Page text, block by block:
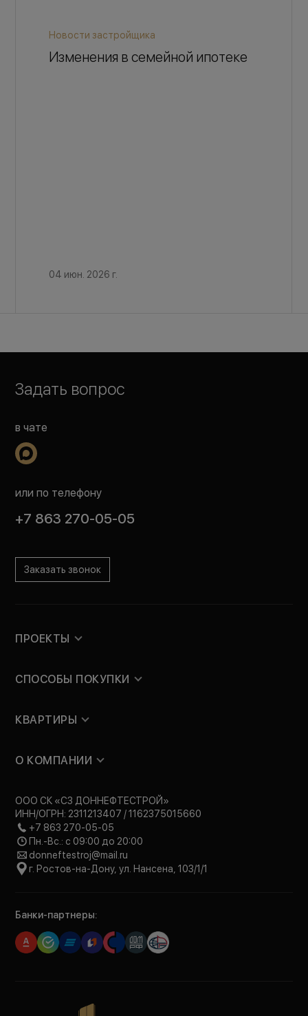
Новости застройщика
Изменения в семейной ипотеке
04 июн. 2026 г.
Задать вопрос
в чате
или по телефону
+7 863 270-05-05
Заказать звонок
ПРОЕКТЫ
СПОСОБЫ ПОКУПКИ
КВАРТИРЫ
О КОМПАНИИ
ООО СК «СЗ ДОННЕФТЕСТРОЙ»
ИНН/ОГРН: 2311213407 / 1162375015660
+7 863 270-05-05
Пн.-Вс.: с 09:00 до 20:00
donneftestroj@mail.ru
г. Ростов-на-Дону, ул. Нансена, 103/1/1
Банки-партнеры: